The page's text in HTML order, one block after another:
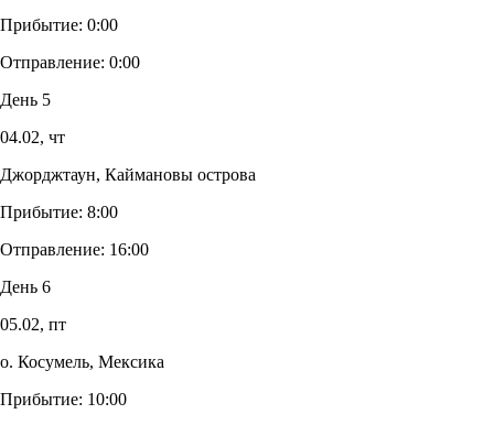
Прибытие: 0:00
Отправление: 0:00
День 5
04.02, чт
Джорджтаун, Каймановы острова
Прибытие: 8:00
Отправление: 16:00
День 6
05.02, пт
о. Косумель, Мексика
Прибытие: 10:00